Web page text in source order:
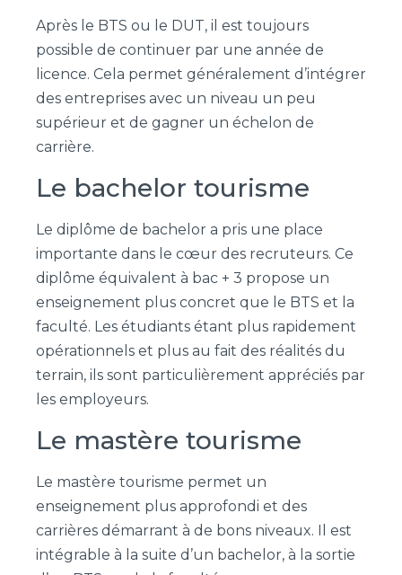
Après le BTS ou le DUT, il est toujours
possible de continuer par une année de
licence. Cela permet généralement d’intégrer
des entreprises avec un niveau un peu
supérieur et de gagner un échelon de
carrière.
Le bachelor tourisme
Le diplôme de bachelor a pris une place
importante dans le cœur des recruteurs. Ce
diplôme équivalent à bac + 3 propose un
enseignement plus concret que le BTS et la
faculté. Les étudiants étant plus rapidement
opérationnels et plus au fait des réalités du
terrain, ils sont particulièrement appréciés par
les employeurs.
Le mastère tourisme
Le mastère tourisme permet un
enseignement plus approfondi et des
carrières démarrant à de bons niveaux. Il est
intégrable à la suite d’un bachelor, à la sortie